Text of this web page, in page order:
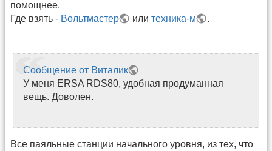
помощнее.
Где взять - Вольтмастер или техника-м .
Сообщение от Виталик
У меня ERSA RDS80, удобная продуманная
вещь. Доволен.
Все паяльные станции начального уровня, из тех, что